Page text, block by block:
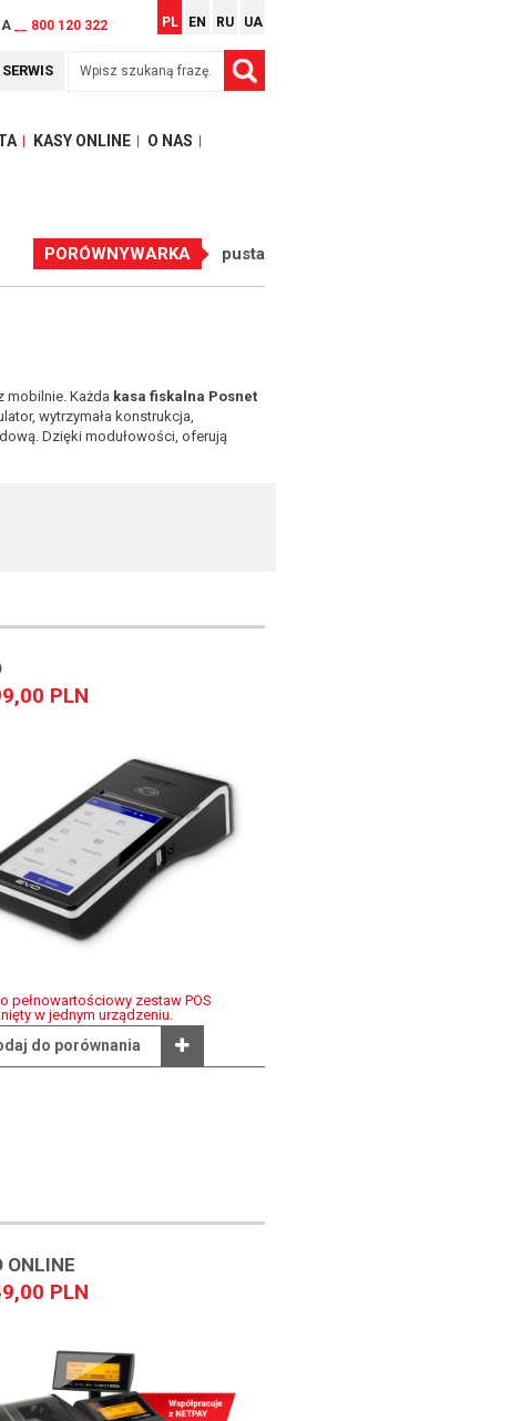
__ 800 120 322 PL EN RU UA
KASY ONLINE O NAS
PORÓWNYWARKA pusta
mobilnie. Każda kasa fiskalna Posnet
wytrzymała konstrukcja,
Dzięki modułowości, oferują
PLN
pełnowartościowy zestaw POS
w jednym urządzeniu.
do porównania
ONLINE
PLN